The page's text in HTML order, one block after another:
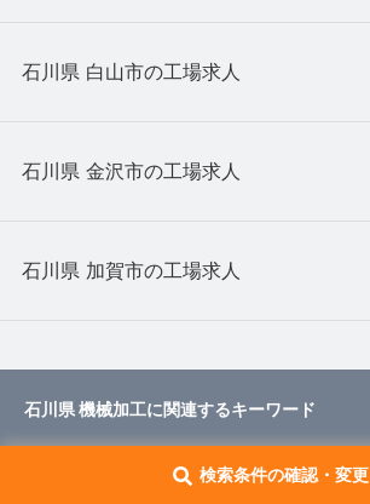
検索条件の確認・変更
石川県 白山市の工場求人
石川県 金沢市の工場求人
石川県 加賀市の工場求人
石川県 機械加工に関連するキーワード